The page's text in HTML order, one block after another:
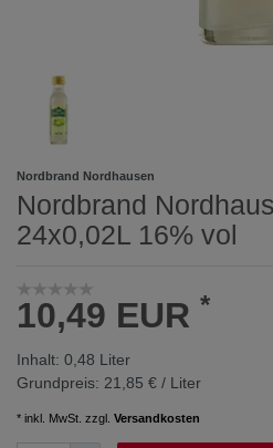
Nordbrand Nordhausen
Nordbrand
24x0,02L 16% vol
10,49 EUR *
Inhalt: 0,48 Liter
Grundpreis: 21,85 € / Liter
* inkl. MwSt. zzgl. Versandkosten